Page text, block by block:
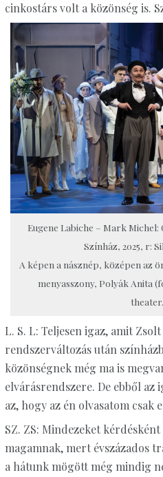
cinkostárs volt a közönség is.
Eugene Labiche – Mark
Színház, 2025, r:
A képen a násznép, középen az
menyasszony, Polyák Anita
L. S. L: Teljesen igaz, amit
rendszerváltozás után
közönségnek még ma is
elvárásrendszere. De ebből az
az, hogy az én olvasatom csak
SZ. ZS: Mindezeket
magamnak, mert évszázados
a hátunk mögött még mindig